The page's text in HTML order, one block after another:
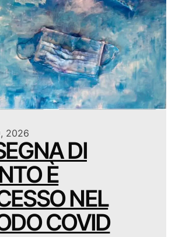
2026
DI
È
NEL
COVID